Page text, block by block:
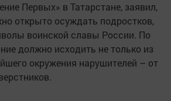
Первых» в Татарстане, заявил,
открыто осуждать подростков,
воинской славы России. По
должно исходить не только из
окружения нарушителей – от